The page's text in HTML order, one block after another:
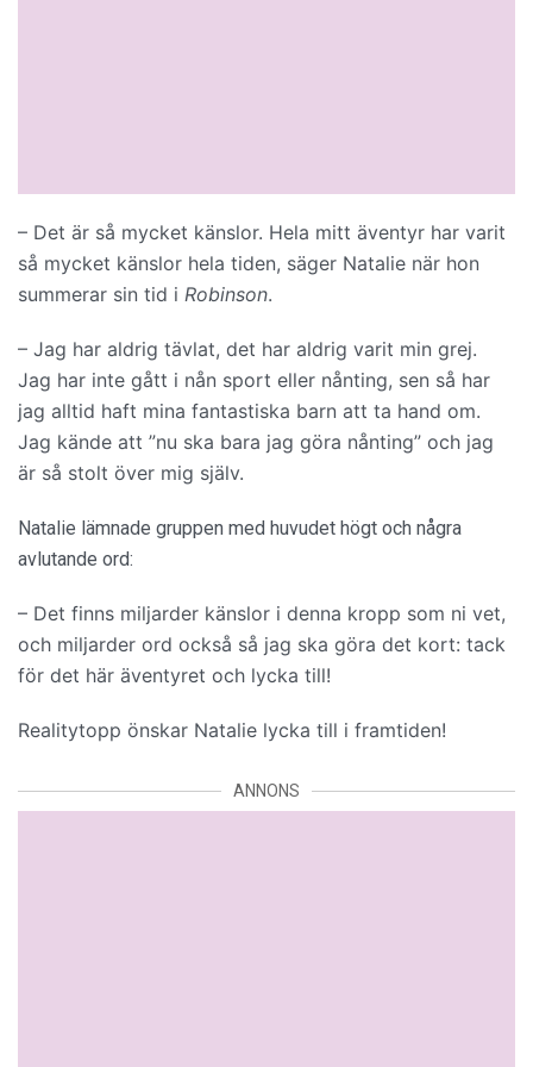
– Det är så mycket känslor. Hela mitt äventyr har varit
så mycket känslor hela tiden, säger Natalie när hon
summerar sin tid i Robinson.
– Jag har aldrig tävlat, det har aldrig varit min grej.
Jag har inte gått i nån sport eller nånting, sen så har
jag alltid haft mina fantastiska barn att ta hand om.
Jag kände att ”nu ska bara jag göra nånting” och jag
är så stolt över mig själv.
Natalie lämnade gruppen med huvudet högt och några
avlutande ord:
– Det finns miljarder känslor i denna kropp som ni vet,
och miljarder ord också så jag ska göra det kort: tack
för det här äventyret och lycka till!
Realitytopp önskar Natalie lycka till i framtiden!
ANNONS